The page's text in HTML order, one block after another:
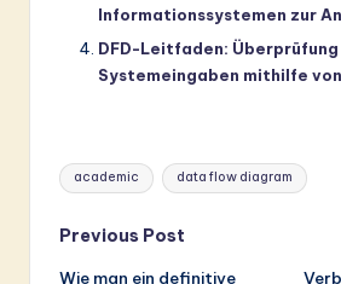
Informationssystemen zur
DFD-Leitfaden: Überprüfung
Systemeingaben mithilfe
Tags:
academic data flow diagram
Post
Previous Post
Wie man ein definitive